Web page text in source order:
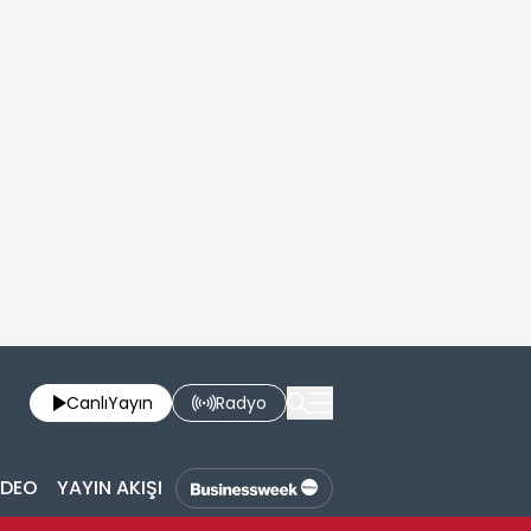
CanlıYayın Radyo
YAYIN AKIŞI